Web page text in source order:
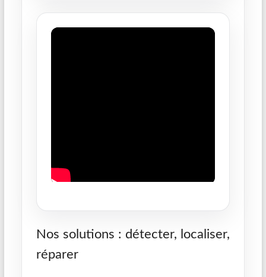
Nos solutions : détecter, localiser,
réparer